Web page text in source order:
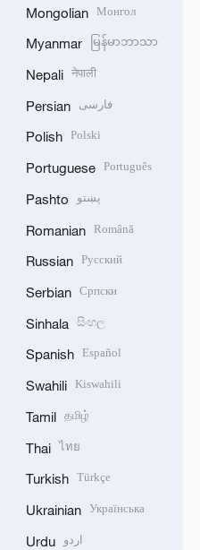
Mongolian Монгол
Myanmar မြန်မာဘာသာ
Nepali नेपाली
Persian فارسی
Polish Polski
Portuguese Português
Pashto پښتو
Romanian Română
Russian Русский
Serbian Српски
Sinhala සිංහල
Spanish Español
Swahili Kiswahili
Tamil தமிழ்
Thai ไทย
Turkish Türkçe
Ukrainian Українська
Urdu اردو